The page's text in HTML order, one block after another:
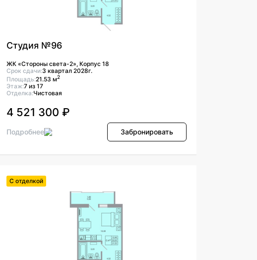
Студия №96
ЖК «Стороны света-2», Корпус 18
Срок сдачи:3 квартал 2028г.
Площадь:21.53 м2
Этаж:7 из 17
Отделка:Чистовая
4 521 300 ₽
Подробнее Забронировать
С отделкой